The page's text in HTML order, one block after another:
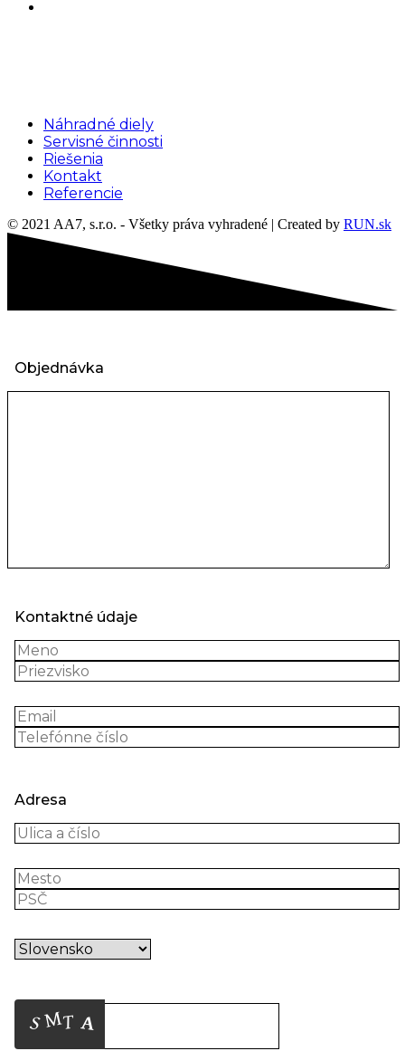
Náhradné diely
Servisné činnosti
Riešenia
Kontakt
Referencie
© 2021 AA7, s.r.o. - Všetky práva vyhradené | Created by RUN.sk
Objednávka
Kontaktné údaje
Adresa